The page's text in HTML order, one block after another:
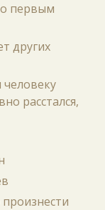
первым
других
расстался,